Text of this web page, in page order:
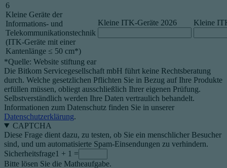
6
Kleine Geräte der
Informations- und
Telekommunikationstechnik
(ITK-Geräte mit einer
Kantenlänge ≤ 50 cm*)
Kleine ITK-Geräte 2026 Kleine
*Quelle: Website stiftung ear
Die Bitkom Servicegesellschaft mbH führt keine Rechtsberatung
durch. Welche gesetzlichen Pflichten Sie in Bezug auf Ihre Produkte
erfüllen müssen, obliegt ausschließlich Ihrer eigenen Prüfung.
Selbstverständlich werden Ihre Daten vertraulich behandelt.
Informationen zum Datenschutz finden Sie in unserer
Datenschutzerklärung.
CAPTCHA
Diese Frage dient dazu, zu testen, ob Sie ein menschlicher Besucher
sind, und um automatisierte Spam-Einsendungen zu verhindern.
Sicherheitsfrage1 + 1 =
Bitte lösen Sie die Matheaufgabe.